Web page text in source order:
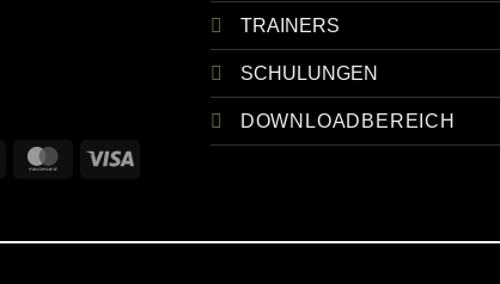
Klarna MasterCard
Visa
TRAINERS
SCHULUNGEN
DOWNLOADBEREICH